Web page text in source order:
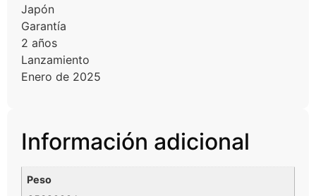
Japón
Garantía
2 años
Lanzamiento
Enero de 2025
Información adicional
Peso